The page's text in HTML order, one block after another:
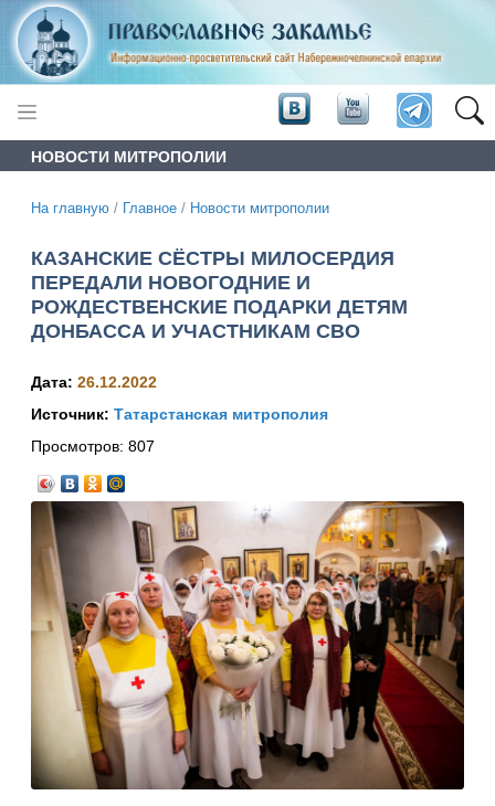
НОВОСТИ МИТРОПОЛИИ
На главную / Главное / Новости митрополии
КАЗАНСКИЕ СЁСТРЫ МИЛОСЕРДИЯ
ПЕРЕДАЛИ НОВОГОДНИЕ И
РОЖДЕСТВЕНСКИЕ ПОДАРКИ ДЕТЯМ
ДОНБАССА И УЧАСТНИКАМ СВО
Дата: 26.12.2022
Источник: Татарстанская митрополия
Просмотров: 807